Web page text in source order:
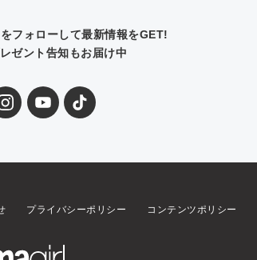
フォローして最新情報をGET!
ゼント告知もお届け中
プライバシーポリシー コンテンツポリシー